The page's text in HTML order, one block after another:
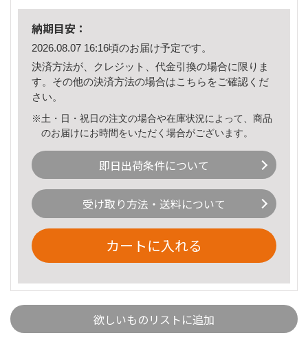
納期目安：
2026.08.07 16:16頃のお届け予定です。
決済方法が、クレジット、代金引換の場合に限りま
す。その他の決済方法の場合はこちら をご確認くだ
さい。
※土・日・祝日の注文の場合や在庫状況によって、商品
のお届けにお時間をいただく場合がございます。
即日出荷条件について
受け取り方法・送料について
カートに入れる
欲しいものリストに追加